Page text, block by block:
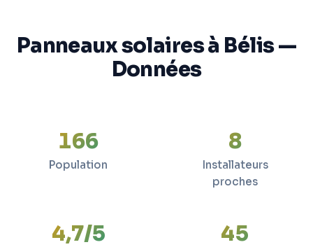
Panneaux solaires à Bélis —
Données
166
Population
8
Installateurs
proches
4,7/5 45